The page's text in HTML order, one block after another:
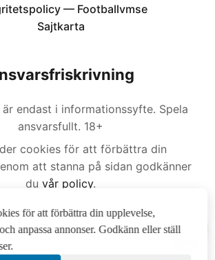
— Footballvmse
Sajtkarta
är endast i informationssyfte. Spela
ansvarsfullt. 18+
cookies för att förbättra din
att stanna på sidan godkänner
du vår policy.
affiliatelänkar. Vi kan få en
du genomför ett köp via dessa
utan extra kostnad för dig.
för att förbättra din upplevelse,
anpassa annonser. Godkänn eller ställ